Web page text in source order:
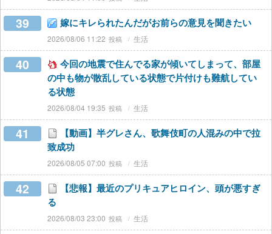
39 嫁にキレられたんだがお前らの意見を聞きたい
2026/08/06 11:22 生活
40
今回の地震で住んでる家が傾いてしまって、部屋
の中も物が散乱している状態で片付けも難航してい
る状態
2026/08/04 19:35 生活
41
【動画】半グレさん、歌舞伎町の人混みの中で拉
致成功
2026/08/05 07:00 生活
42
【悲報】最近のプリキュアヒロイン、頭が悪すぎ
る
2026/08/03 23:00 生活